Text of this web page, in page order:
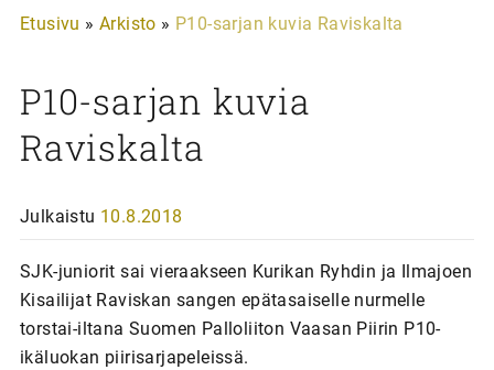
Etusivu » Arkisto » P10-sarjan kuvia Raviskalta
P10-sarjan kuvia
Raviskalta
Julkaistu 10.8.2018
SJK-juniorit sai vieraakseen Kurikan Ryhdin ja Ilmajoen
Kisailijat Raviskan sangen epätasaiselle nurmelle
torstai-iltana Suomen Palloliiton Vaasan Piirin P10-
ikäluokan piirisarjapeleissä.